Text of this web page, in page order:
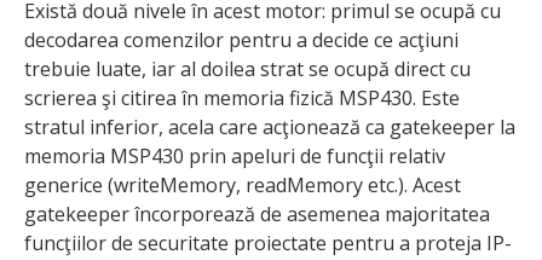
Există două nivele în acest motor: primul se ocupă cu
decodarea comenzilor pentru a decide ce acţiuni
trebuie luate, iar al doilea strat se ocupă direct cu
scrierea şi citirea în memoria fizică MSP430. Este
stratul inferior, acela care acţionează ca gatekeeper la
memoria MSP430 prin apeluri de funcţii relativ
generice (writeMemory, readMemory etc.). Acest
gatekeeper încorporează de asemenea majoritatea
funcţiilor de securitate proiectate pentru a proteja IP-